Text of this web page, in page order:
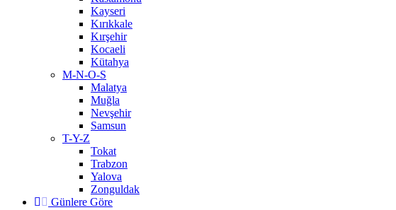
Kayseri
Kırıkkale
Kırşehir
Kocaeli
Kütahya
M-N-O-S
Malatya
Muğla
Nevşehir
Samsun
T-Y-Z
Tokat
Trabzon
Yalova
Zonguldak
Günlere Göre